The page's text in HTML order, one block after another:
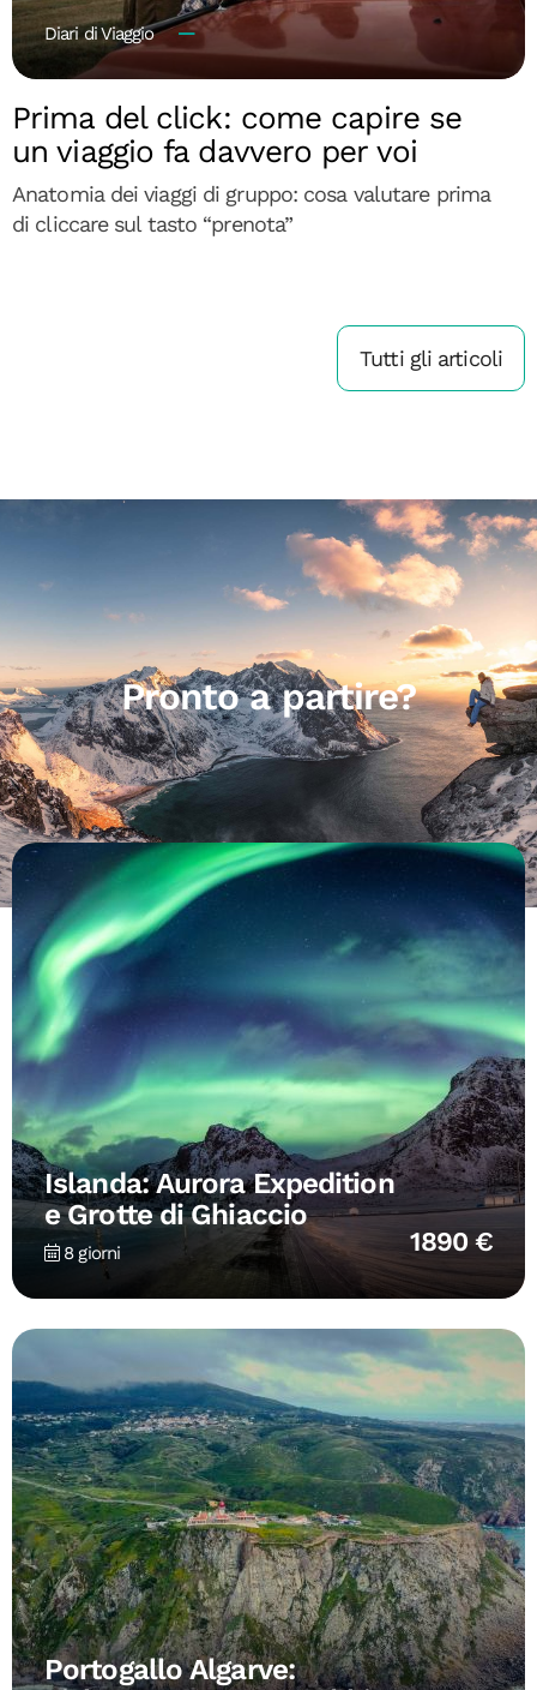
Diari di Viaggio
Prima del click: come capire se
un viaggio fa davvero per voi
Anatomia dei viaggi di gruppo: cosa valutare prima
di cliccare sul tasto “prenota”
Tutti gli articoli
Pronto a partire?
Islanda: Aurora Expedition
e Grotte di Ghiaccio
8 giorni 1890 €
Portogallo Algarve: